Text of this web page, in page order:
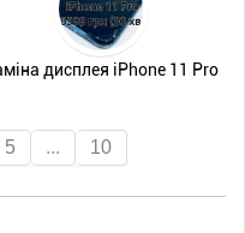
дисплея iPhone 11 Pro
5 ... 10